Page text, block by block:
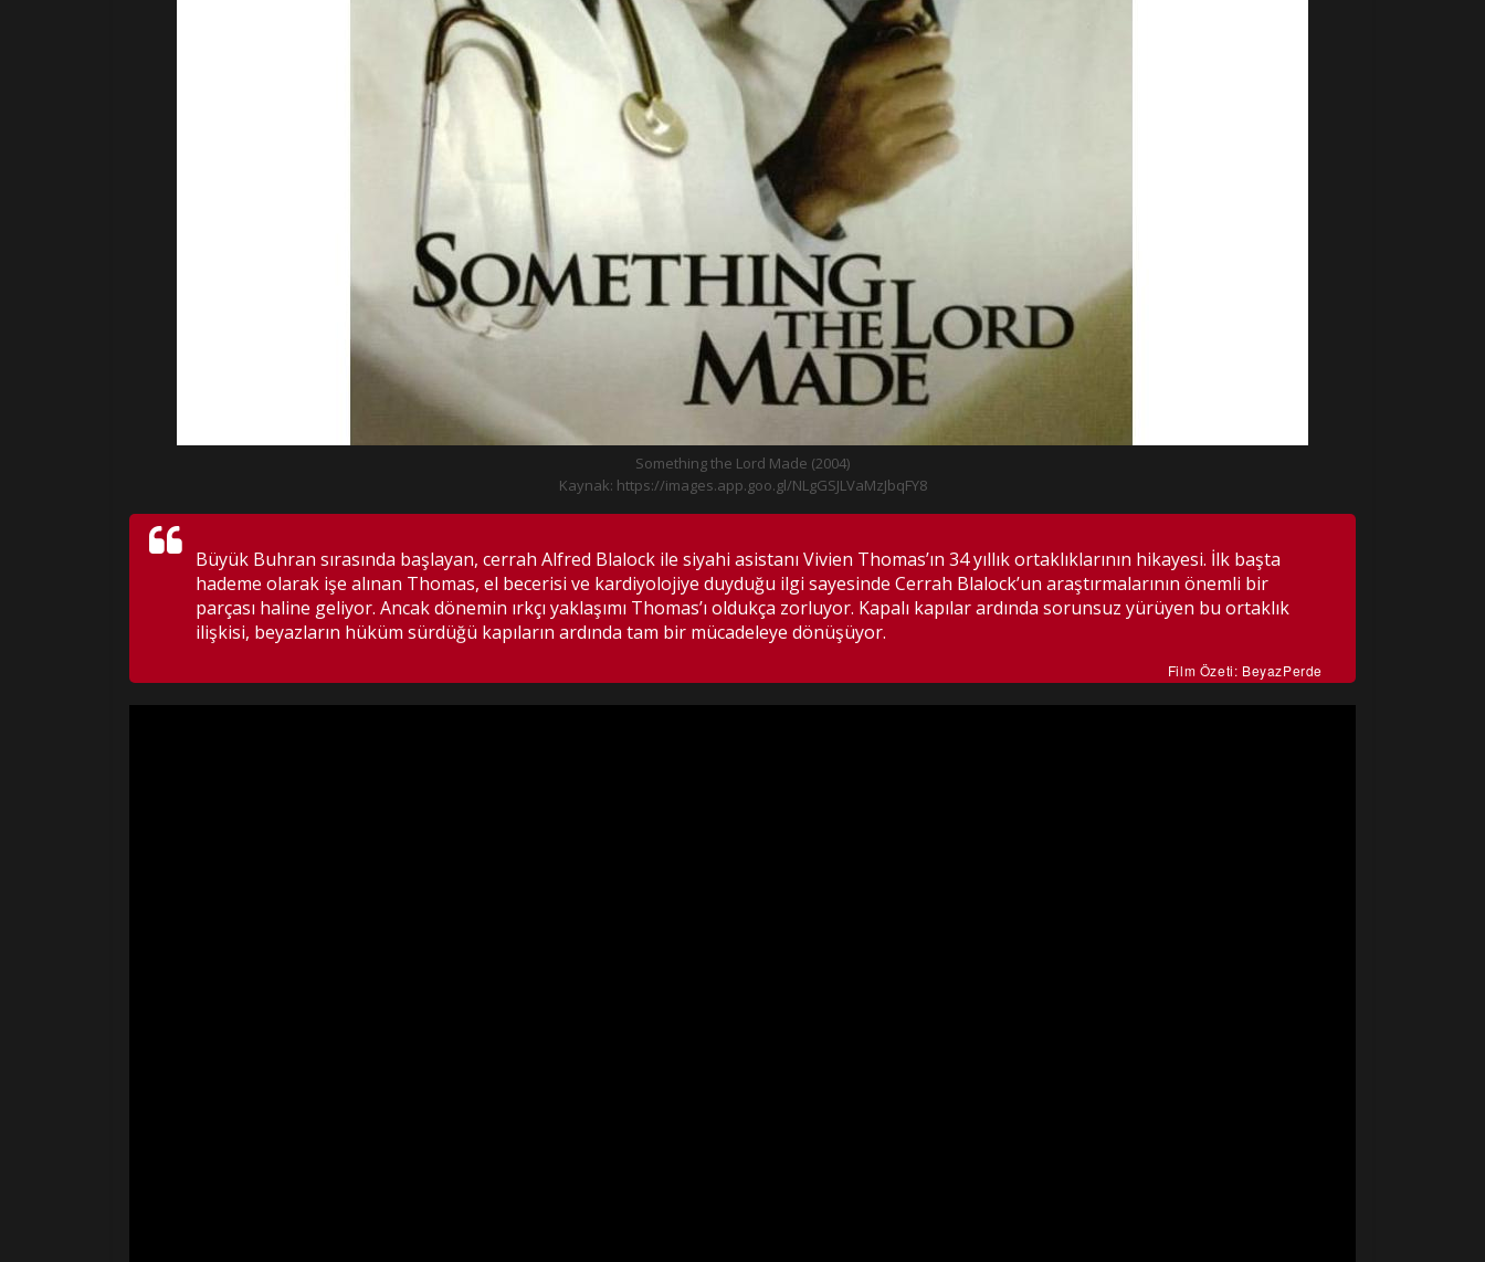
Something the Lord Made (2004)
Kaynak: https://images.app.goo.gl/NLgGSJLVaMzJbqFY8
Büyük Buhran sırasında başlayan, cerrah Alfred Blalock ile siyahi asistanı Vivien Thomas’ın 34 yıllık ortaklıklarının hikayesi. İlk başta
hademe olarak işe alınan Thomas, el becerisi ve kardiyolojiye duyduğu ilgi sayesinde Cerrah Blalock’un araştırmalarının önemli bir
parçası haline geliyor. Ancak dönemin ırkçı yaklaşımı Thomas’ı oldukça zorluyor. Kapalı kapılar ardında sorunsuz yürüyen bu ortaklık
ilişkisi, beyazların hüküm sürdüğü kapıların ardında tam bir mücadeleye dönüşüyor.
Film Özeti: BeyazPerde